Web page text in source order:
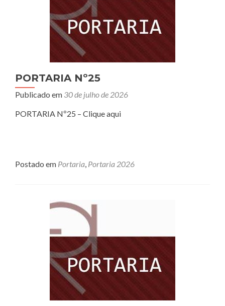
PORTARIA Nº25
Publicado em 30 de julho de 2026
PORTARIA Nº25 – Clique aqui
Postado em Portaria, Portaria 2026